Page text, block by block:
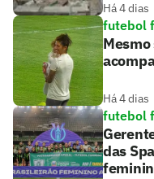
Há 4 dias
futebol
Há 4 dias
futebol
das